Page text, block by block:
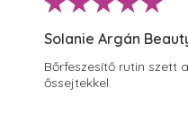
Solanie Argán
Bőrfeszesítő rutin szett
őssejtekkel.